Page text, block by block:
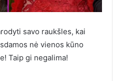
savo raukšles, kai
nė vienos kūno
Taip gi negalima!